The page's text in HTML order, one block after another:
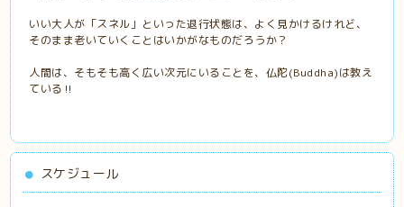
いい大人が「スネル」といった退行状態は、よく見かけるけれど、
そのまま老いていくことはいかがなものだろうか？
人間は、そもそも高く広い次元にいることを、仏陀(Buddha)は教え
ている‼️
スケジュール